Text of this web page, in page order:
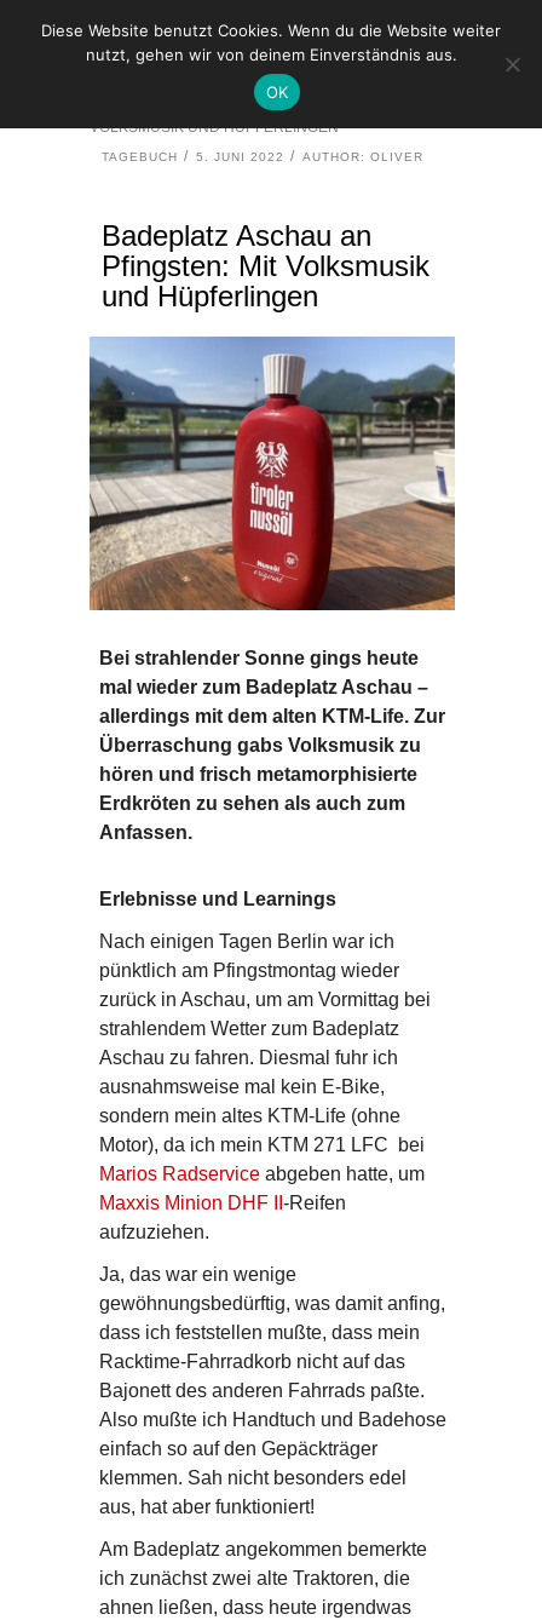
BADEPLATZ ASCHAU AN PFINGSTEN: MIT
VOLKSMUSIK UND HÜPFERLINGEN
TAGEBUCH 5. JUNI 2022 AUTHOR: OLIVER
Badeplatz Aschau an
Pfingsten: Mit Volksmusik
und Hüpferlingen
Bei strahlender Sonne gings heute
mal wieder zum Badeplatz Aschau –
allerdings mit dem alten KTM-Life. Zur
Überraschung gabs Volksmusik zu
hören und frisch metamorphisierte
Erdkröten zu sehen als auch zum
Anfassen.
Erlebnisse und Learnings
Nach einigen Tagen Berlin war ich
pünktlich am Pfingstmontag wieder
zurück in Aschau, um am Vormittag bei
strahlendem Wetter zum Badeplatz
Aschau zu fahren. Diesmal fuhr ich
ausnahmsweise mal kein E-Bike,
sondern mein altes KTM-Life (ohne
Motor), da ich mein KTM 271 LFC bei
Marios Radserviceabgeben hatte, um
Maxxis Minion DHF II -Reifen
aufzuziehen.
Ja, das war ein wenige
gewöhnungsbedürftig, was damit anfing,
dass ich feststellen mußte, dass mein
Racktime-Fahrradkorb nicht auf das
Bajonett des anderen Fahrrads paßte.
Also mußte ich Handtuch und Badehose
einfach so auf den Gepäckträger
klemmen. Sah nicht besonders edel
aus, hat aber funktioniert!
Am Badeplatz angekommen bemerkte
ich zunächst zwei alte Traktoren, die
ahnen ließen, dass heute irgendwas
Diese Website benutzt Cookies. Wenn du die Website weiter
nutzt, gehen wir von deinem Einverständnis aus.
OK